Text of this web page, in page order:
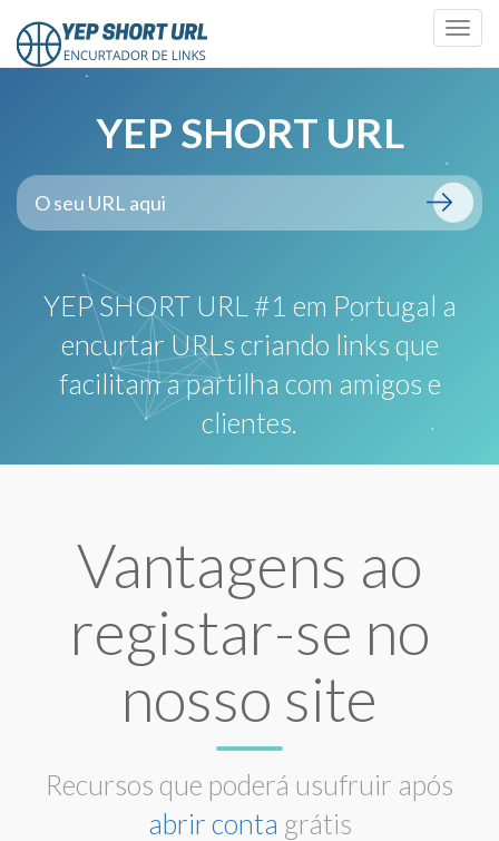
de
YEP SHORT URL
YEP SHORT URL #1 em Portugal a
encurtar URLs criando links que
facilitam a partilha com amigos e
clientes.
Vantagens ao
registar-se no
nosso site
Recursos que poderá usufruir após
abrir conta grátis